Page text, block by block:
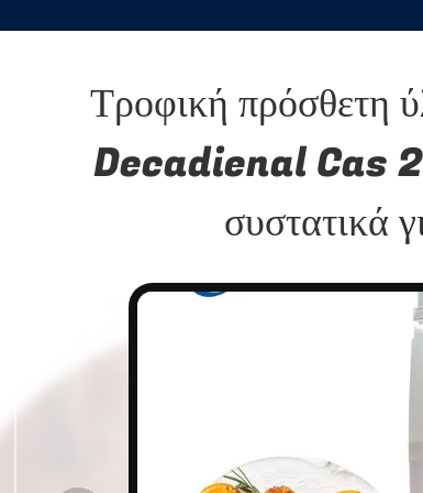
Τροφική πρόσθετη
Decadienal Cas
συστατικά